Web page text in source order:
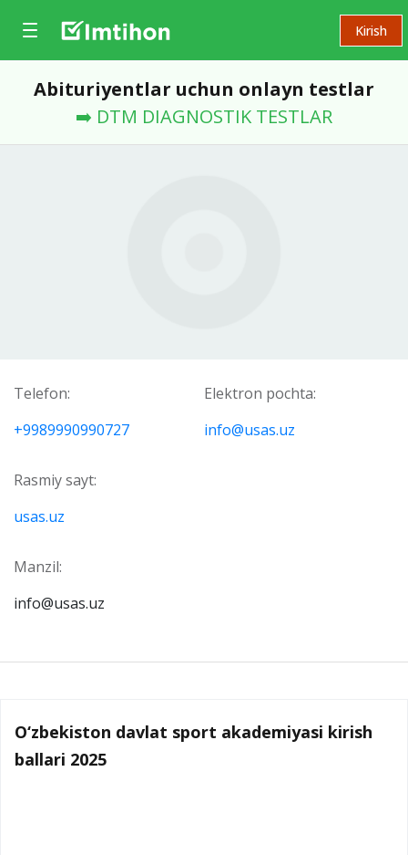
Kirish
Abituriyentlar uchun onlayn testlar
➡️ DTM DIAGNOSTIK TESTLAR
Telefon:
+9989990990727
Elektron pochta:
info@usas.uz
Rasmiy sayt:
usas.uz
Manzil:
info@usas.uz
O‘zbekiston davlat sport akademiyasi kirish
ballari 2025